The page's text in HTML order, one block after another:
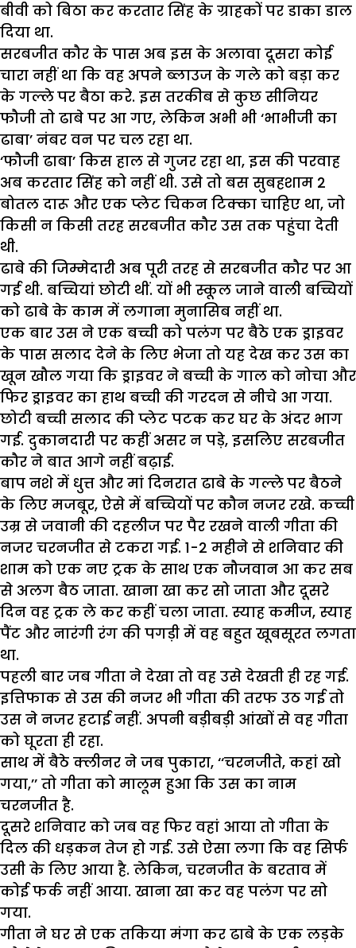
बीवी को बिठा कर करतार सिंह के ग्राहकों पर डाका डाल
दिया था.
सरबजीत कौर के पास अब इस के अलावा दूसरा कोई
चारा नहीं था कि वह अपने ब्लाउज के गले को बड़ा कर
के गल्ले पर बैठा करे. इस तरकीब से कुछ सीनियर
फौजी तो ढाबे पर आ गए, लेकिन अभी भी ‘भाभीजी का
ढाबा’ नंबर वन पर चल रहा था.
‘फौजी ढाबा’ किस हाल से गुजर रहा था, इस की परवाह
अब करतार सिंह को नहीं थी. उसे तो बस सुबहशाम 2
बोतल दारू और एक प्लेट चिकन टिक्का चाहिए था, जो
किसी न किसी तरह सरबजीत कौर उस तक पहुंचा देती
थी.
ढाबे की जिम्मेदारी अब पूरी तरह से सरबजीत कौर पर आ
गई थी. बच्चियां छोटी थीं. यों भी स्कूल जाने वाली बच्चियों
को ढाबे के काम में लगाना मुनासिब नहीं था.
एक बार उस ने एक बच्ची को पलंग पर बैठे एक ड्राइवर
के पास सलाद देने के लिए भेजा तो यह देख कर उस का
खून खौल गया कि ड्राइवर ने बच्ची के गाल को नोचा और
फिर ड्राइवर का हाथ बच्ची की गरदन से नीचे आ गया.
छोटी बच्ची सलाद की प्लेट पटक कर घर के अंदर भाग
गई. दुकानदारी पर कहीं असर न पड़े, इसलिए सरबजीत
कौर ने बात आगे नहीं बढ़ाई.
बाप नशे में धुत्त और मां दिनरात ढाबे के गल्ले पर बैठने
के लिए मजबूर, ऐसे में बच्चियों पर कौन नजर रखे. कच्ची
उम्र से जवानी की दहलीज पर पैर रखने वाली गीता की
नजर चरनजीत से टकरा गई. 1-2 महीने से शनिवार की
शाम को एक नए ट्रक के साथ एक नौजवान आ कर सब
से अलग बैठ जाता. खाना खा कर सो जाता और दूसरे
दिन वह ट्रक ले कर कहीं चला जाता. स्याह कमीज, स्याह
पैंट और नारंगी रंग की पगड़ी में वह बहुत खूबसूरत लगता
था.
पहली बार जब गीता ने देखा तो वह उसे देखती ही रह गई.
इत्तिफाक से उस की नजर भी गीता की तरफ उठ गई तो
उस ने नजर हटाई नहीं. अपनी बड़ीबड़ी आंखों से वह गीता
को घूरता ही रहा.
साथ में बैठे क्लीनर ने जब पुकारा, ‘‘चरनजीते, कहां खो
गया,’’ तो गीता को मालूम हुआ कि उस का नाम
चरनजीत है.
दूसरे शनिवार को जब वह फिर वहां आया तो गीता के
दिल की धड़कन तेज हो गई. उसे ऐसा लगा कि वह सिर्फ
उसी के लिए आया है. लेकिन, चरनजीत के बरताव में
कोई फर्क नहीं आया. खाना खा कर वह पलंग पर सो
गया.
गीता ने घर से एक तकिया मंगा कर ढाबे के एक लड़के